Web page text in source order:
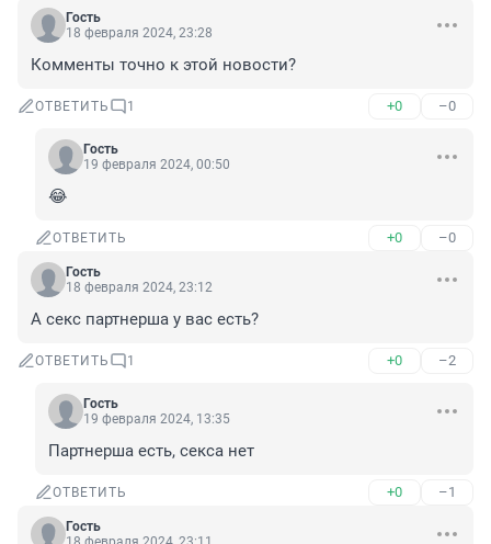
Гость
18 февраля 2024, 23:28
Комменты точно к этой новости?
ОТВЕТИТЬ 1 +0 –0
Гость
19 февраля 2024, 00:50
😂
ОТВЕТИТЬ +0 –0
Гость
18 февраля 2024, 23:12
А секс партнерша у вас есть?
ОТВЕТИТЬ 1 +0 –2
Гость
19 февраля 2024, 13:35
Партнерша есть, секса нет
ОТВЕТИТЬ +0 –1
Гость